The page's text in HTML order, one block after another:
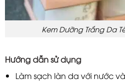
Kem Dưỡng Trắng Da
Hướng dẫn sử dụng
Làm sạch làn da với nước